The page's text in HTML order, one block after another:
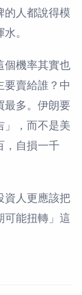
的人都說得模
。
個機率其實也
要賣給誰？中
最多。伊朗要
」，而不是美
，自損一千
資人更應該把
可能扭轉」這